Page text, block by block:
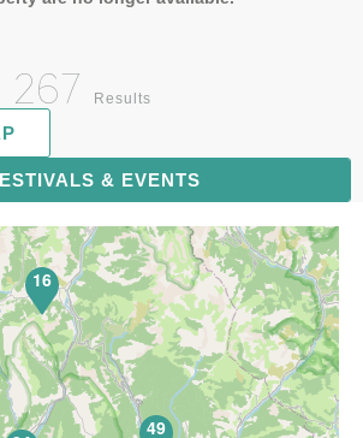
267 Results
& EVENTS
49
16
68